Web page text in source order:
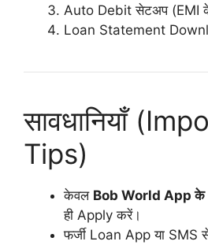
Auto Debit सेटअप (EMI
Loan Statement
सावधानियाँ
Tips)
केवल Bob World App
ही Apply करें।
फर्जी Loan App या SMS